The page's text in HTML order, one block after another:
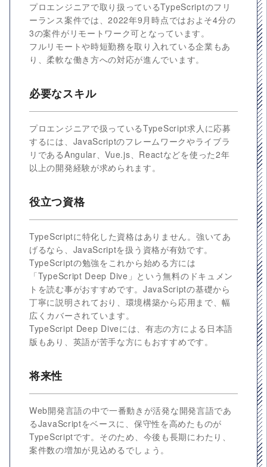
プロエンジニアで取り扱っているTypeScriptのフリ
ーランス案件では、2022年9月時点ではおよそ4分の
3の案件がリモートワーク可となっています。
フルリモートや時短勤務を取り入れている企業もあ
り、柔軟な働き方への対応が進んでいます。
必要なスキル
プロエンジニアで扱っているTypeScript求人に応募
するには、JavaScriptのフレームワークやライブラ
リであるAngular、Vue.js、Reactなどを使った2年
以上の開発経験が求められます。
役立つ資格
TypeScriptに特化した資格はありません。強いてあ
げるなら、JavaScriptを扱う資格が有効です。
TypeScriptの勉強をこれから始める方には
「TypeScript Deep Dive」という無料のドキュメン
トを読む事がおすすめです。JavaScriptの基礎から
丁寧に説明されており、環境構築から応用まで、幅
広くカバーされています。
TypeScript Deep Diveには、有志の方による日本語
版もあり、英語が苦手な方にもおすすめです。
将来性
Web開発言語の中で一番動きが活発な開発言語であ
るJavaScriptをベースに、保守性を高めたものが
TypeScriptです。そのため、今後も長期にわたり、
案件数の増加が見込めるでしょう。